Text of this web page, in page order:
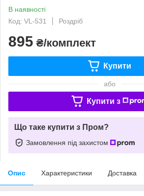
В наявності
Код: VL-531
Роздріб
895 ₴/комплект
Купити
або
Купити з
Що таке купити з Пром?
Замовлення під захистом
Опис Характеристики Доставка